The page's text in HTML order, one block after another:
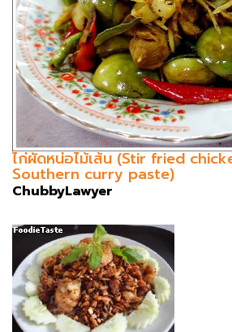
ไก่ผัดหน่อไม้เส้น (Stir fried
Southern curry paste)
ChubbyLawyer